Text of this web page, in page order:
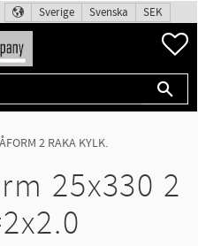
Sverige Svenska SEK
2 RAKA KYLK.
25x330 2